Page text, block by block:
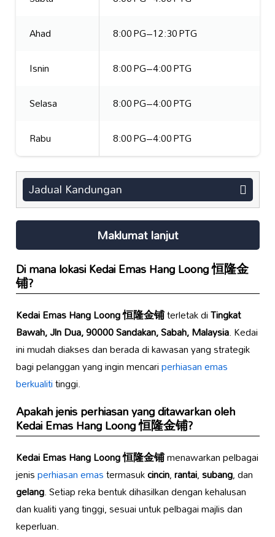
Ahad
8:00 PG–12:30 PTG
Isnin
8:00 PG–4:00 PTG
Selasa
8:00 PG–4:00 PTG
Rabu
8:00 PG–4:00 PTG
Jadual Kandungan
Maklumat lanjut
Di mana lokasiKedai Emas Hang Loong 恒隆金
铺?
Kedai Emas Hang Loong 恒隆金铺terletak diTingkat
Bawah, Jln Dua, 90000 Sandakan, Sabah, Malaysia. Kedai
ini mudah diakses dan berada di kawasan yang strategik
bagi pelanggan yang ingin mencariperhiasan emas
berkualititinggi.
Apakah jenis perhiasan yang ditawarkan oleh
Kedai Emas Hang Loong 恒隆金铺?
Kedai Emas Hang Loong 恒隆金铺menawarkan pelbagai
jenisperhiasan emastermasukcincin,rantai,subang, dan
gelang. Setiap reka bentuk dihasilkan dengan kehalusan
dan kualiti yang tinggi, sesuai untuk pelbagai majlis dan
keperluan.